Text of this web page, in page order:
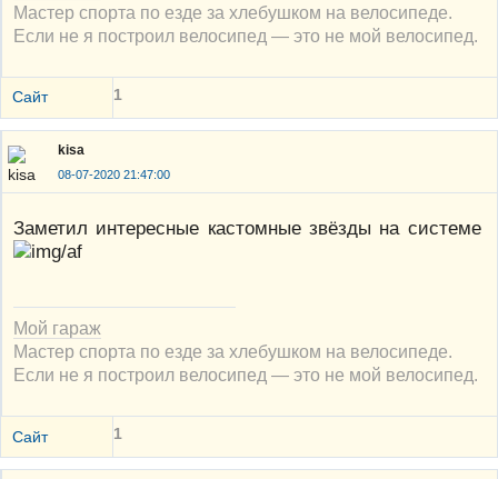
Мастер спорта по езде за хлебушком на велосипеде.
Если не я построил велосипед — это не мой велосипед.
Сайт 1
kisa
08-07-2020 21:47:00
Заметил интересные кастомные звёзды на системе
Мой гараж
Мастер спорта по езде за хлебушком на велосипеде.
Если не я построил велосипед — это не мой велосипед.
Сайт 1